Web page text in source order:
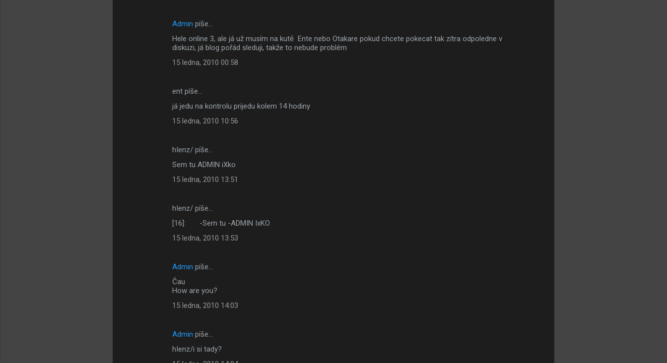
Admin píše…
Hele online 3, ale já už musím na kutě Ente nebo Otakare pokud chcete pokecat tak zítra odpoledne v
diskuzi, já blog pořád sleduji, takže to nebude problém
15 ledna, 2010 00:58
ent píše…
já jedu na kontrolu prijedu kolem 14 hodiny
15 ledna, 2010 10:56
hIenz/ píše…
Sem tu ADMIN iXko
15 ledna, 2010 13:51
hIenz/ píše…
[16]: -Sem tu -ADMIN IxKO
15 ledna, 2010 13:53
Admin píše…
Čau
How are you?
15 ledna, 2010 14:03
Admin píše…
hIenz/i si tady?